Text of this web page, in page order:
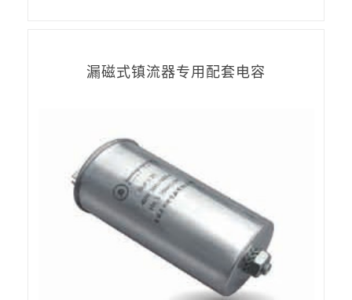
漏磁式镇流器专用配套电容